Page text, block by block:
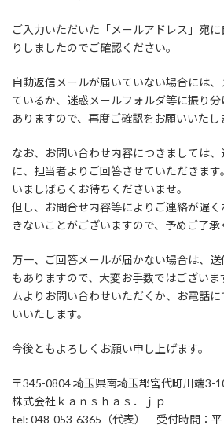
ご入力いただいた「メールアドレス」宛
りしましたのでご確認ください。
自動返信メールが届いていない場合には
ているか、迷惑メールフォルダ等に振り
ありますので、再度ご確認をお願いいたし
なお、お問い合わせ内容につきましては
に、担当者よりご回答させていただきます。
いましばらくお待ちくださいませ。
但し、お問合せ内容等によりご連絡が遅
きないことがございますので、予めご了承
万一、ご回答メールが届かない場合は、
もありますので、大変お手数ではござい
ムよりお問い合わせいただくか、お電話
いいたします。
今後ともよろしくお願い申し上げます。
〒345-0804 埼玉県南埼玉郡宮代町川端3-
株式会社ｋａｎｓｈａｓ．ｊｐ
tel: 048-053-6365（代表） 受付時間：平